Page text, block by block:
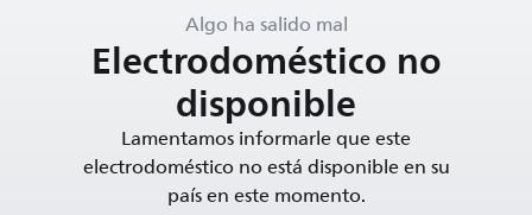
Algo ha salido mal
Electrodoméstico no
disponible
Lamentamos informarle que este
electrodoméstico no está disponible en su
país en este momento.